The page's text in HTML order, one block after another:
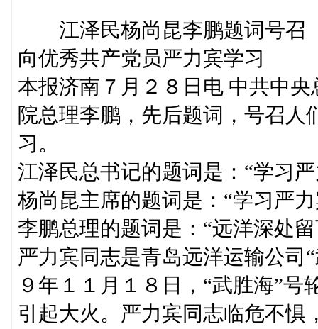
江泽民杨尚昆李鹏题词号召
向优秀共产党员严力宾学习
本报济南７月２８日电 中共中
院总理李鹏，先后题词，号召人
习。
江泽民总书记的题词是：“学习
杨尚昆主席的题词是：“学习严
李鹏总理的题词是：“远洋深处
严力宾同志是青岛远洋运输公司
９年１１月１８日，“武胜海”
引起大火。严力宾同志临危不惧